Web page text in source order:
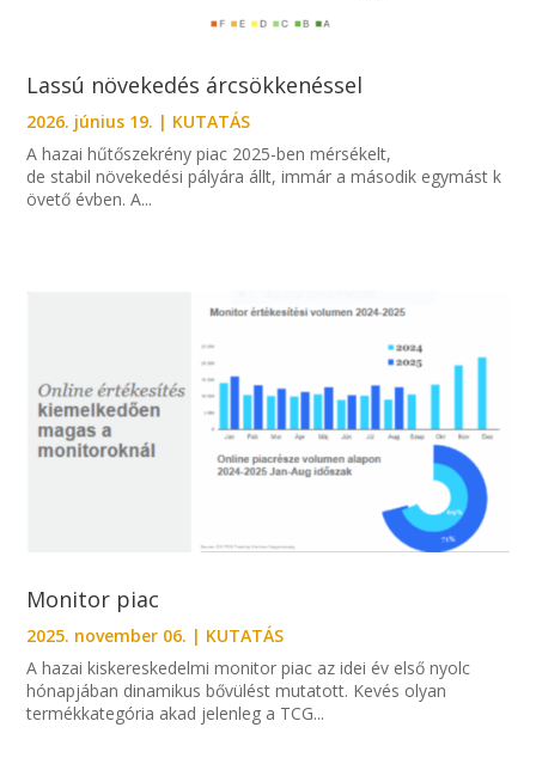
Lassú növekedés árcsökkenéssel
2026. június 19. | KUTATÁS
A hazai hűtőszekrény piac 2025-ben mérsékelt,
de stabil növekedési pályára állt, immár a második egymást k
övető évben. A...
Monitor piac
2025. november 06. | KUTATÁS
A hazai kiskereskedelmi monitor piac az idei év első nyolc
hónapjában dinamikus bővülést mutatott. Kevés olyan
termékkategória akad jelenleg a TCG...